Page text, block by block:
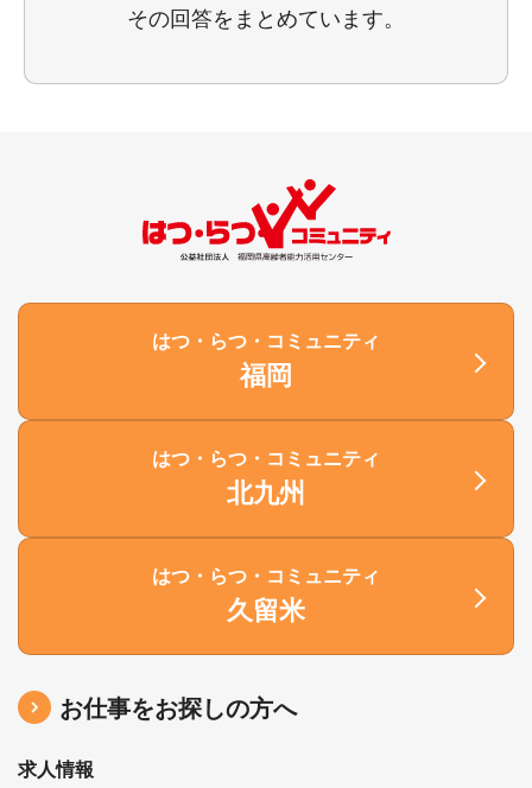
その回答をまとめています。
はつ・らつ・コミュニティ
福岡
はつ・らつ・コミュニティ
北九州
はつ・らつ・コミュニティ
久留米
お仕事をお探しの方へ
求人情報